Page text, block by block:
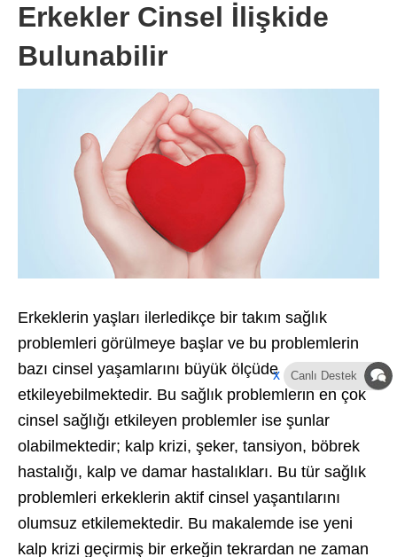
x Canlı Destek
Erkekler Cinsel İlişkide
Bulunabilir
Erkeklerin yaşları ilerledikçe bir takım sağlık
problemleri görülmeye başlar ve bu problemlerin
bazı cinsel yaşamlarını büyük ölçüde
etkileyebilmektedir. Bu sağlık problemlerin en çok
cinsel sağlığı etkileyen problemler ise şunlar
olabilmektedir; kalp krizi, şeker, tansiyon, böbrek
hastalığı, kalp ve damar hastalıkları. Bu tür sağlık
problemleri erkeklerin aktif cinsel yaşantılarını
olumsuz etkilemektedir. Bu makalemde ise yeni
kalp krizi geçirmiş bir erkeğin tekrardan ne zaman